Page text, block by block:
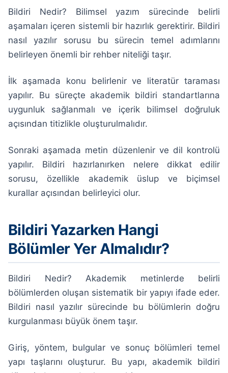
Bildiri Nedir? Bilimsel yazım sürecinde belirli
aşamaları içeren sistemli bir hazırlık gerektirir. Bildiri
nasıl yazılır sorusu bu sürecin temel adımlarını
belirleyen önemli bir rehber niteliği taşır.
İlk aşamada konu belirlenir ve literatür taraması
yapılır. Bu süreçte akademik bildiri standartlarına
uygunluk sağlanmalı ve içerik bilimsel doğruluk
açısından titizlikle oluşturulmalıdır.
Sonraki aşamada metin düzenlenir ve dil kontrolü
yapılır. Bildiri hazırlanırken nelere dikkat edilir
sorusu, özellikle akademik üslup ve biçimsel
kurallar açısından belirleyici olur.
Bildiri Yazarken Hangi
Bölümler Yer Almalıdır?
Bildiri Nedir? Akademik metinlerde belirli
bölümlerden oluşan sistematik bir yapıyı ifade eder.
Bildiri nasıl yazılır sürecinde bu bölümlerin doğru
kurgulanması büyük önem taşır.
Giriş, yöntem, bulgular ve sonuç bölümleri temel
yapı taşlarını oluşturur. Bu yapı, akademik bildiri